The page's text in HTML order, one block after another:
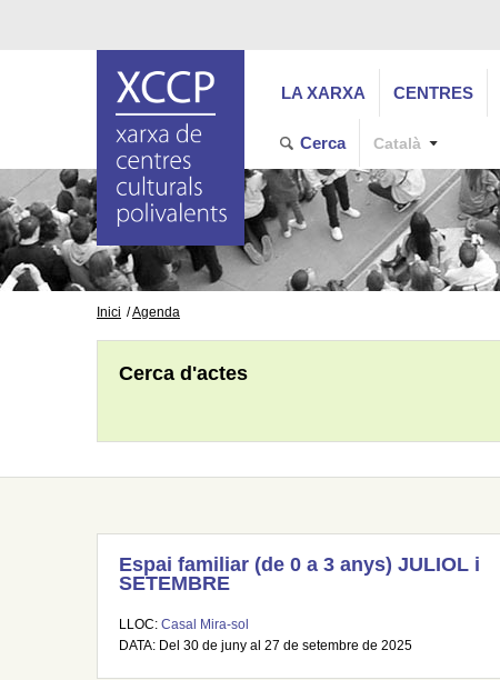
LA XARXA CENTRES
Cerca Català
Inici Agenda
Cerca d'actes
Espai familiar (de 0 a 3 anys) JULIOL i
SETEMBRE
LLOC: Casal Mira-sol
DATA: Del 30 de juny al 27 de setembre de 2025